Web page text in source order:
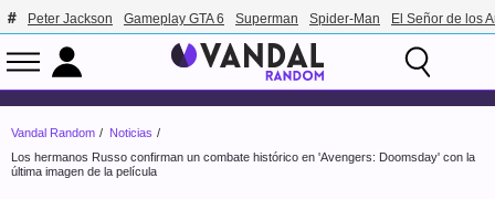
Peter Jackson Gameplay GTA 6 Superman Spider-Man El Señor de los
Vandal Random
Noticias
Los hermanos Russo confirman un combate histórico en 'Avengers: Doomsday' con la
última imagen de la película